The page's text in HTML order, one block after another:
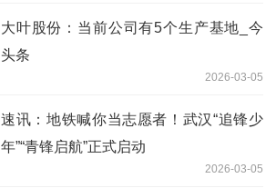
大叶股份：当前公司有5个生产基地_今
头条
2026-03-05
速讯：地铁喊你当志愿者！武汉“追锋少
年”“青锋启航”正式启动
2026-03-05